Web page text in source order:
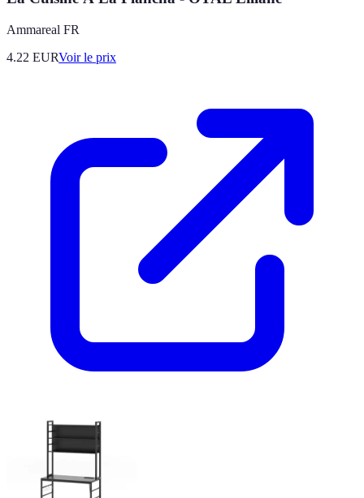
Ammareal FR
4.22 EURVoir le prix